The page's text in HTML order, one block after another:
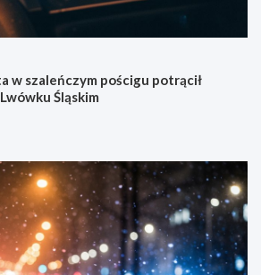
w szaleńczym pościgu potrącił
Śląskim